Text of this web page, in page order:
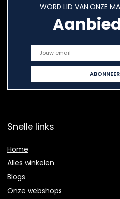
WORD LID VAN ONZE
Snelle links
Home
Alles winkelen
Blogs
Onze webshops